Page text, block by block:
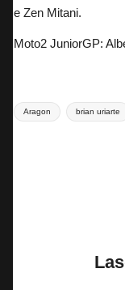
e Zen Mitani.
Moto2 JuniorGP:
Tags:
Aragon brian uriarte